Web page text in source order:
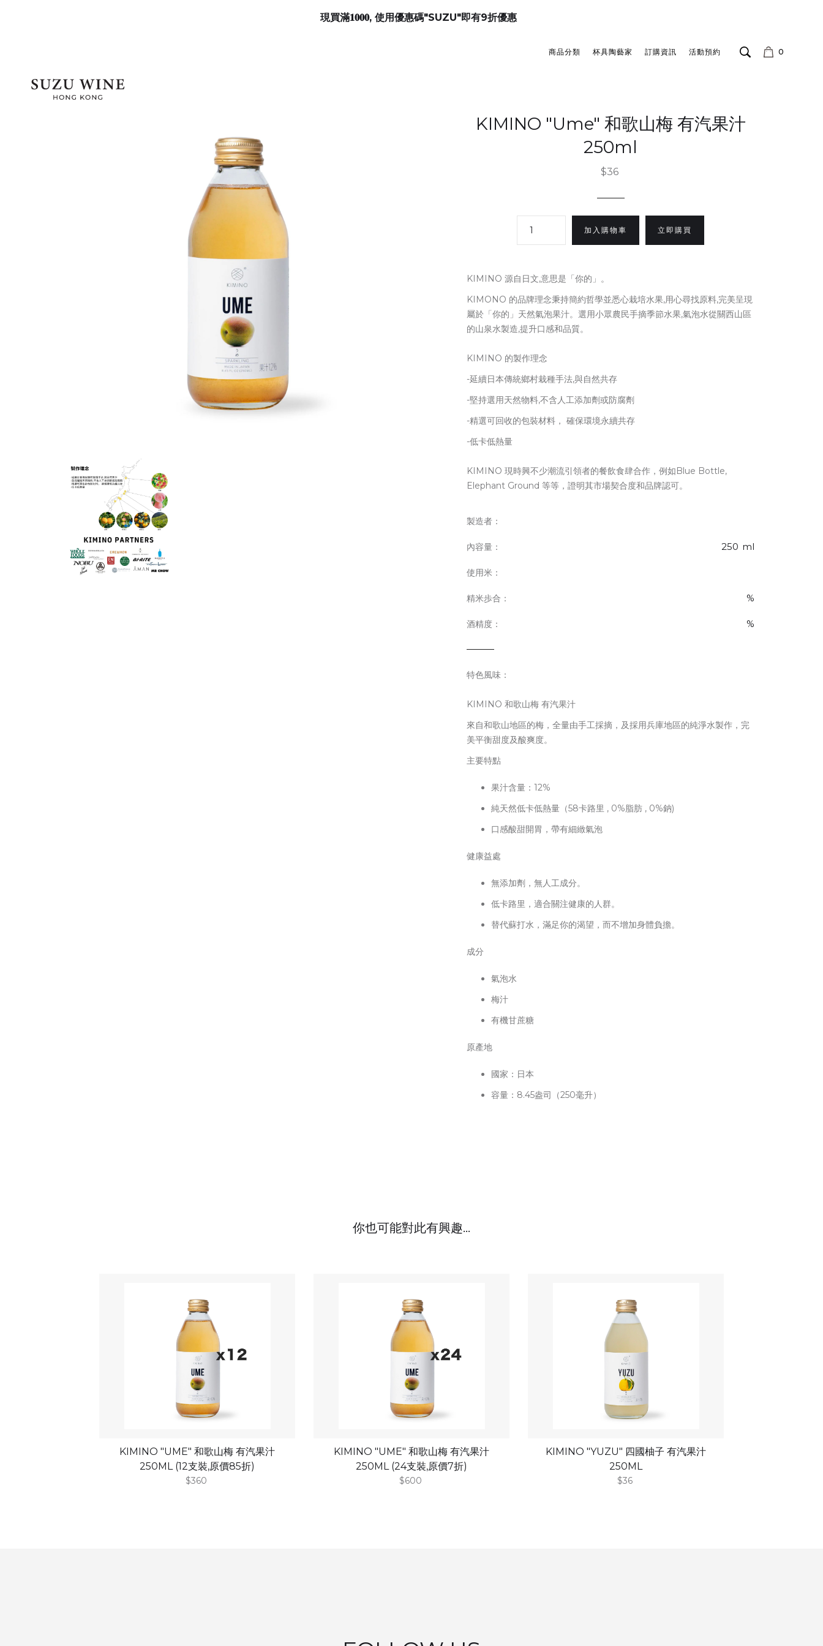
現買滿𝟏𝟎𝟎𝟎, 使用優惠碼"SUZU"即有9折優惠
商品分類 杯具陶藝家 訂購資訊 活動預約 0
KIMINO "Ume" 和歌山梅 有汽果汁
250ml
$36
立即購買
KIMINO 源自日文,意思是「你的」。
KIMONO 的品牌理念秉持簡約哲學並悉心栽培水果,用心尋找原料,完美呈現
屬於「你的」天然氣泡果汁。選用小眾農民手摘季節水果,氣泡水從關西山區
的山泉水製造,提升口感和品質。
KIMINO 的製作理念
-延續日本傳統鄉村栽種手法,與自然共存
-堅持選用天然物料,不含人工添加劑或防腐劑
-精選可回收的包裝材料， 確保環境永續共存
-低卡低熱量
KIMINO 現時興不少潮流引領者的餐飲食肆合作，例如Blue Bottle,
Elephant Ground 等等，證明其市場契合度和品牌認可。
製造者：
內容量： 250 ml
使用米：
精米歩合： %
酒精度： %
特色風味：
KIMINO 和歌山梅 有汽果汁
來自和歌山地區的梅，全量由手工採摘，及採用兵庫地區的純淨水製作，完
美平衡甜度及酸爽度。
主要特點
果汁含量：12%
純天然低卡低熱量（58卡路里 , 0%脂肪 , 0%鈉)
口感酸甜開胃，帶有細緻氣泡
健康益處
無添加劑，無人工成分。
低卡路里，適合關注健康的人群。
替代蘇打水，滿足你的渴望，而不增加身體負擔。
成分
氣泡水
梅汁
有機甘蔗糖
原產地
國家：日本
容量：8.45盎司（250毫升）
你也可能對此有興趣...
KIMINO "UME" 和歌山梅 有汽果汁
250ML (12支裝,原價85折)
$360
KIMINO "UME" 和歌山梅 有汽果汁
250ML (24支裝,原價7折)
$600
KIMINO "YUZU" 四國柚子 有汽果汁
250ML
$36